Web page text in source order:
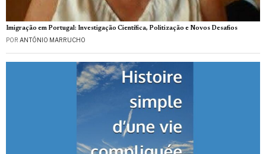
Imigração em Portugal: Investigação Científica, Politização e Novos Desafios
POR ANTÓNIO MARRUCHO